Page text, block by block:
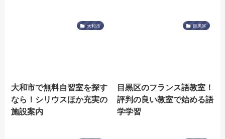
大和市
大和市で無料自習室を探す
なら！シリウスほか充実の
施設案内
目黒区
目黒区のフランス語教室！
評判の良い教室で始める語
学学習